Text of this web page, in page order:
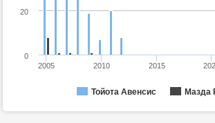
Тойота Авенсис Мазда
2005 2010 2015
0
20